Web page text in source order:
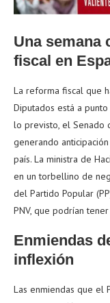
Una semana
fiscal en
La reforma fiscal que
Diputados está a
lo previsto, el Senado
generando
país. La ministra de
en un torbellino de
del Partido Popular
PNV, que podrían
Enmiendas
inflexión
Las enmiendas que el